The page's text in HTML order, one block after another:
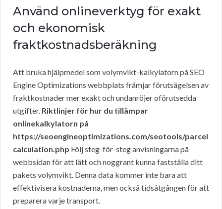
Använd onlineverktyg för exakt
och ekonomisk
fraktkostnadsberäkning
Att bruka hjälpmedel som volymvikt-kalkylatorn på SEO
Engine Optimizations webbplats främjar förutsägelsen av
fraktkostnader mer exakt och undanröjer oförutsedda
utgifter. Riktlinjer för hur du tillämpar
onlinekalkylatorn på
https://seoengineoptimizations.com/seotools/parcel
calculation.php Följ steg-för-steg anvisningarna på
webbsidan för att lätt och noggrant kunna fastställa ditt
pakets volymvikt. Denna data kommer inte bara att
effektivisera kostnaderna, men också tidsåtgången för att
preparera varje transport.